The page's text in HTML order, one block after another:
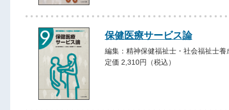
保健医療サービス論
編集：精神保健福祉士・社会福祉士
定価 2,310円（税込）